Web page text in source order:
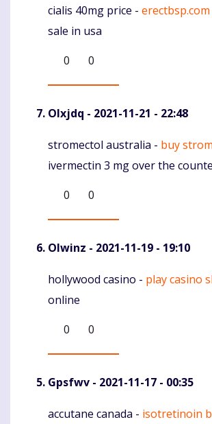
Komentaras
cialis 40mg price - erectbsp.com
sale in usa
0
0
Olxjdq - 2021-11-21 - 22:48
Komentaras
stromectol australia - buy
ivermectin 3 mg over the
0
0
Olwinz - 2021-11-19 - 19:10
Komentaras
hollywood casino - play casino
online
0
0
Gpsfwv - 2021-11-17 - 00:35
Komentaras
accutane canada - isotretinoin